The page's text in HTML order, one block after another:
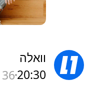
וואלה
20:3036 דקות